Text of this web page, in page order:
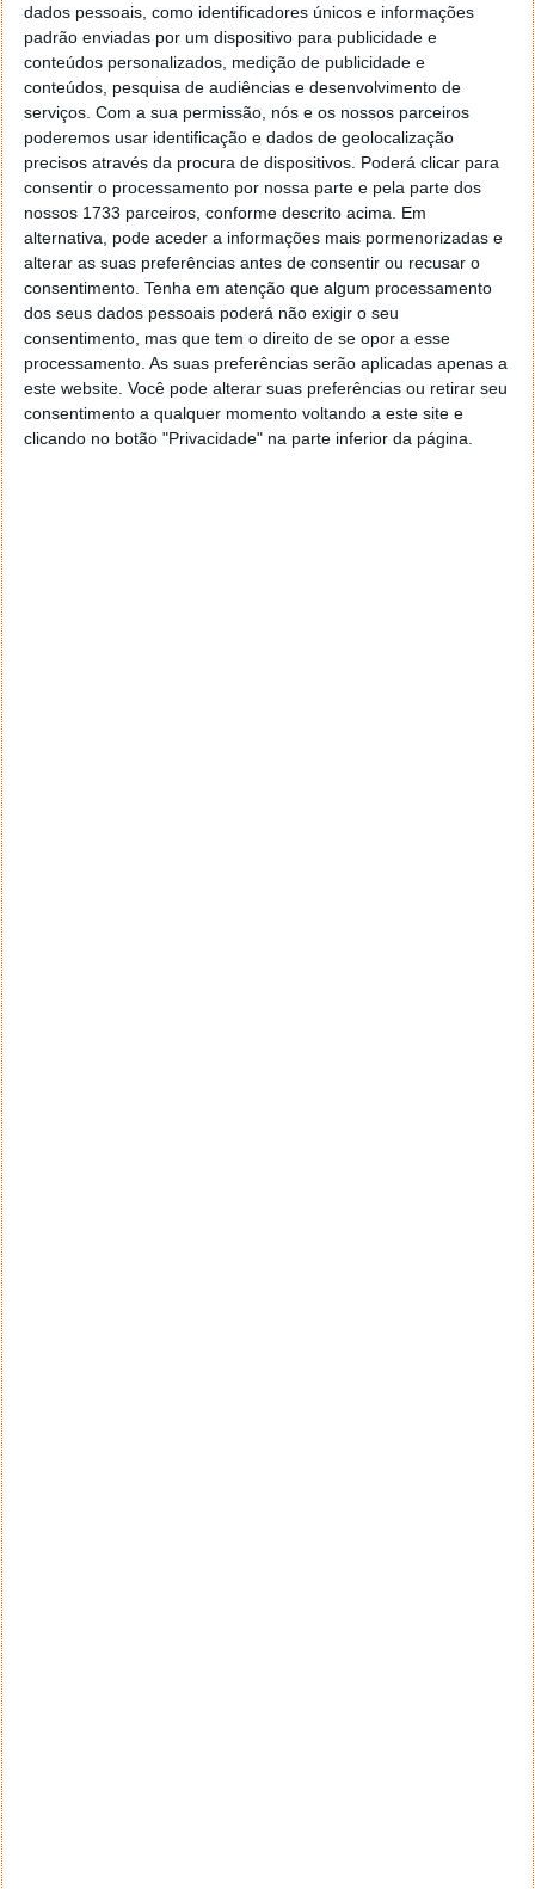
dados pessoais, como identificadores únicos e informações
padrão enviadas por um dispositivo para publicidade e
conteúdos personalizados, medição de publicidade e
conteúdos, pesquisa de audiências e desenvolvimento de
serviços. Com a sua permissão, nós e os nossos parceiros
poderemos usar identificação e dados de geolocalização
precisos através da procura de dispositivos. Poderá clicar para
consentir o processamento por nossa parte e pela parte dos
nossos 1733 parceiros, conforme descrito acima. Em
alternativa, pode aceder a informações mais pormenorizadas e
alterar as suas preferências antes de consentir ou recusar o
consentimento. Tenha em atenção que algum processamento
dos seus dados pessoais poderá não exigir o seu
consentimento, mas que tem o direito de se opor a esse
processamento. As suas preferências serão aplicadas apenas a
este website. Você pode alterar suas preferências ou retirar seu
consentimento a qualquer momento voltando a este site e
clicando no botão "Privacidade" na parte inferior da página.
Embrace: Criado dispositivo que deteta
convulsões graves em pessoas com
epilepsia
21 COMENTÁRIOS
Começou a ser comercializado um dispositivo que
vem resolver o terrível problema das convulsões
epiléticas. Da forma que foi apresentado, o
dispositivo é capaz de detetar os impulsos elétricos
ligados à epilepsia.
Já por várias vezes referimos que a saúde é o
segmento impulsionador à adoção de dispositivos
tecnológicos. Entre eles estão ossmartwatche
pulseiras, que, com mecanismos de monitorização de